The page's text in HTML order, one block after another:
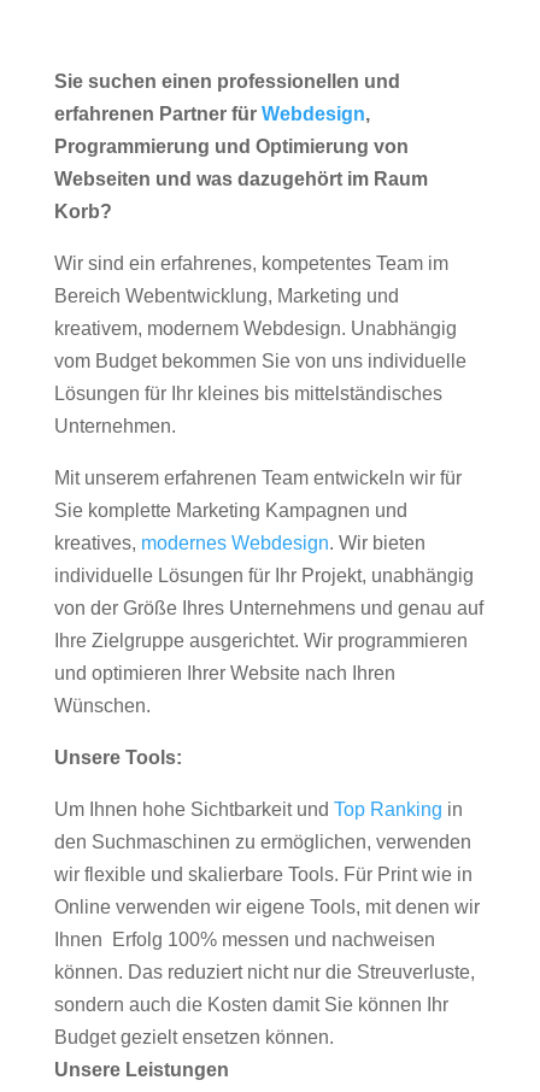
Sie suchen einen professionellen und
erfahrenen Partner für Webdesign,
Programmierung und Optimierung von
Webseiten und was dazugehört im Raum
Korb?
Wir sind ein erfahrenes, kompetentes Team im
Bereich Webentwicklung, Marketing und
kreativem, modernem Webdesign. Unabhängig
vom Budget bekommen Sie von uns individuelle
Lösungen für Ihr kleines bis mittelständisches
Unternehmen.
Mit unserem erfahrenen Team entwickeln wir für
Sie komplette Marketing Kampagnen und
kreatives, modernes Webdesign. Wir bieten
individuelle Lösungen für Ihr Projekt, unabhängig
von der Größe Ihres Unternehmens und genau auf
Ihre Zielgruppe ausgerichtet. Wir programmieren
und optimieren Ihrer Website nach Ihren
Wünschen.
Unsere Tools:
Um Ihnen hohe Sichtbarkeit und Top Ranking in
den Suchmaschinen zu ermöglichen, verwenden
wir flexible und skalierbare Tools. Für Print wie in
Online verwenden wir eigene Tools, mit denen wir
Ihnen Erfolg 100% messen und nachweisen
können. Das reduziert nicht nur die Streuverluste,
sondern auch die Kosten damit Sie können Ihr
Budget gezielt ensetzen können.
Unsere Leistungen